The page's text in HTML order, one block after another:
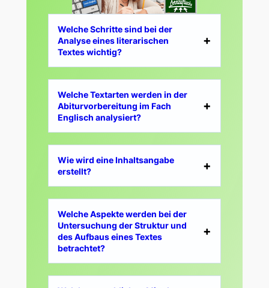
Welche Schritte sind bei der
Analyse eines literarischen
Textes wichtig?
Welche Textarten werden in der
Abiturvorbereitung im Fach
Englisch analysiert?
Wie wird eine Inhaltsangabe
erstellt?
Welche Aspekte werden bei der
Untersuchung der Struktur und
des Aufbaus eines Textes
betrachtet?